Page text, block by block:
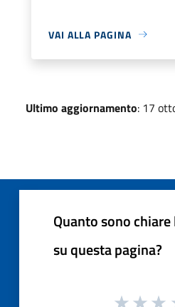
VAI ALLA PAGINA
Ultimo aggiornamento: 17
Quanto sono
su questa pagina?